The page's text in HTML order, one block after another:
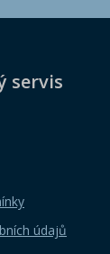
servis
údajů